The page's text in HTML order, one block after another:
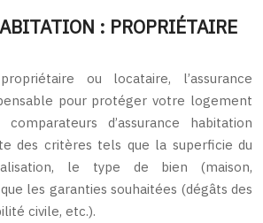
: PROPRIÉTAIRE
ou locataire, l’assurance
pour protéger votre logement
d’assurance habitation
des critères tels que la superficie du
le type de bien (maison,
les garanties souhaitées (dégâts des
civile, etc.).